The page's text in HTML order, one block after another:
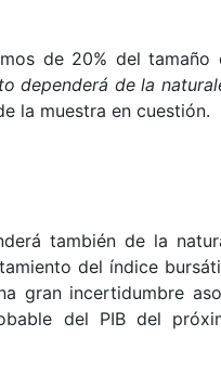
de 20% del
dependerá de la
la muestra en cuestión.
también de la
del índice
gran incertidumbre
del PIB del